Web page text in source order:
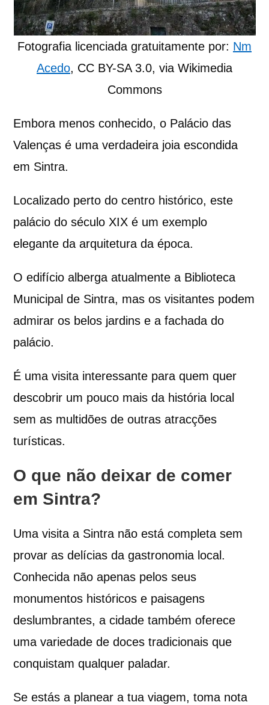
Fotografia licenciada gratuitamente por: Nm
Acedo, CC BY-SA 3.0, via Wikimedia
Commons
Embora menos conhecido, o Palácio das
Valenças é uma verdadeira joia escondida
em Sintra.
Localizado perto do centro histórico, este
palácio do século XIX é um exemplo
elegante da arquitetura da época.
O edifício alberga atualmente a Biblioteca
Municipal de Sintra, mas os visitantes podem
admirar os belos jardins e a fachada do
palácio.
É uma visita interessante para quem quer
descobrir um pouco mais da história local
sem as multidões de outras atracções
turísticas.
O que não deixar de comer
em Sintra?
Uma visita a Sintra não está completa sem
provar as delícias da gastronomia local.
Conhecida não apenas pelos seus
monumentos históricos e paisagens
deslumbrantes, a cidade também oferece
uma variedade de doces tradicionais que
conquistam qualquer paladar.
Se estás a planear a tua viagem, toma nota